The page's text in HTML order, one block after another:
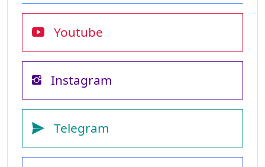
Youtube
Instagram
Telegram